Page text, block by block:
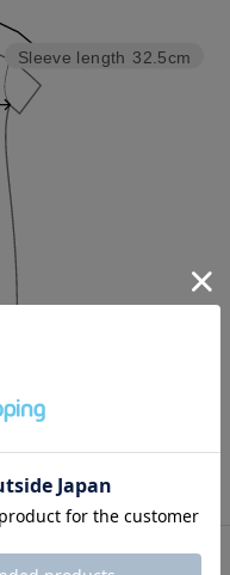
Sleeve length 32.5cm